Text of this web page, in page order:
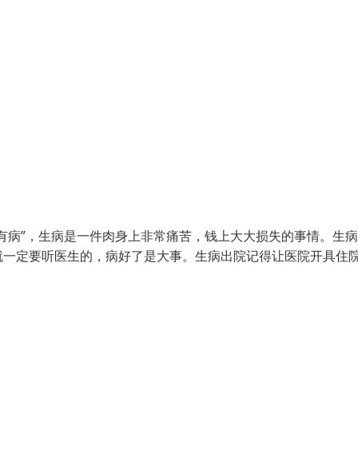
”，生病是一件肉身上非常痛苦，钱上大大损失的事情。生
定要听医生的，病好了是大事。生病出院记得让医院开具住